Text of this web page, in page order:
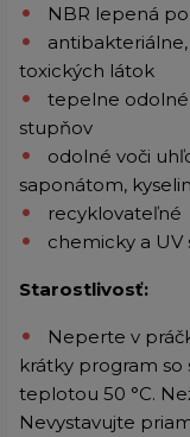
NBR lepená
toxických látok
tepelne
stupňov
odolné voči
saponátom,
recyklovateľné
chemicky a UV
Starostlivosť:
Neperte v
krátky program
teplotou 50 °C.
Nevystavujte